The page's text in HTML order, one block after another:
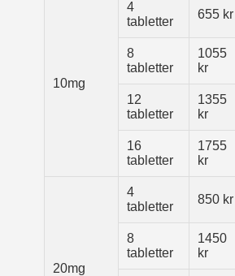
10mg
4
tabletter
655 kr
8
tabletter
1055
kr
12
tabletter
1355
kr
16
tabletter
1755
kr
20mg
4
tabletter
850 kr
8
tabletter
1450
kr